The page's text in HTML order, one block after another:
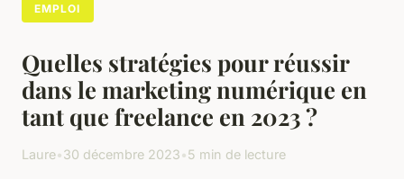
EMPLOI
Quelles stratégies pour réussir
dans le marketing numérique en
tant que freelance en 2023 ?
Laure•30 décembre 2023•5 min de lecture